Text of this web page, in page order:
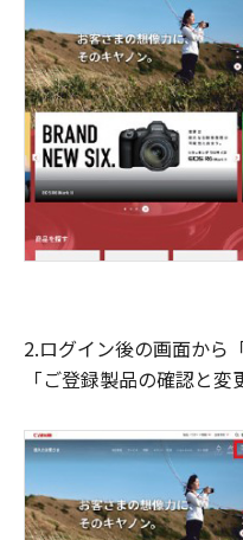
2.ログイン後の画面から
「ご登録製品の確認と変